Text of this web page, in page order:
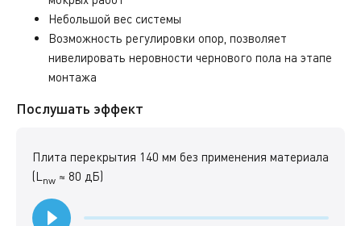
Небольшой вес системы
Возможность регулировки опор, позволяет
нивелировать неровности чернового пола на этапе
монтажа
Послушать эффект
Плита перекрытия 140 мм без применения материала
(L nw ≈ 80 дБ)